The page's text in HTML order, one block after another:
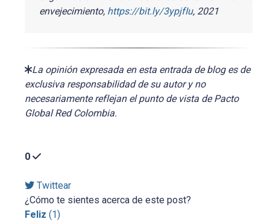
envejecimiento, https://bit.ly/3ypjfIu, 2021
La opinión expresada en esta entrada de blog es de
exclusiva responsabilidad de su autor y no
necesariamente reflejan el punto de vista de Pacto
Global Red Colombia.
0
Twittear
¿Cómo te sientes acerca de este post?
Feliz (1)